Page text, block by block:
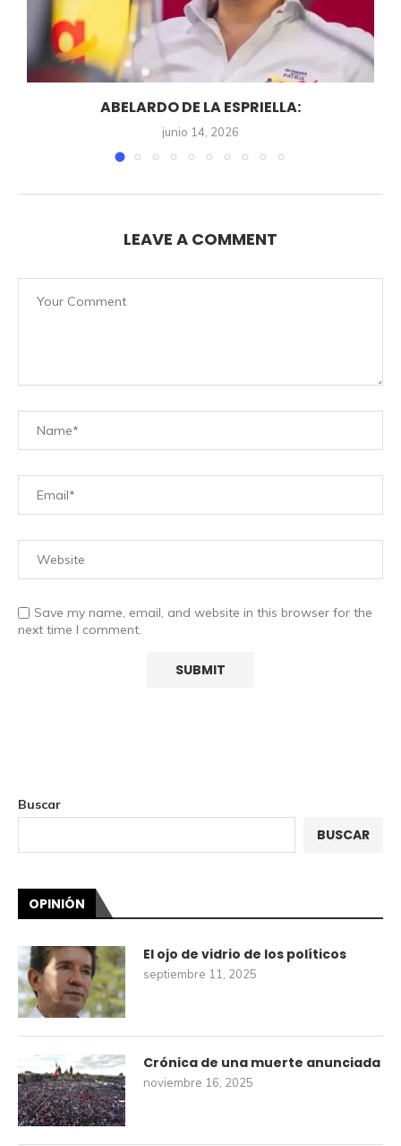
ABELARDO DE LA ESPRIELLA:
junio 14, 2026
LEAVE A COMMENT
Save my name, email, and website in this browser for the
next time I comment.
Buscar
BUSCAR
OPINIÓN
El ojo de vidrio de los políticos
septiembre 11, 2025
Crónica de una muerte anunciada
noviembre 16, 2025